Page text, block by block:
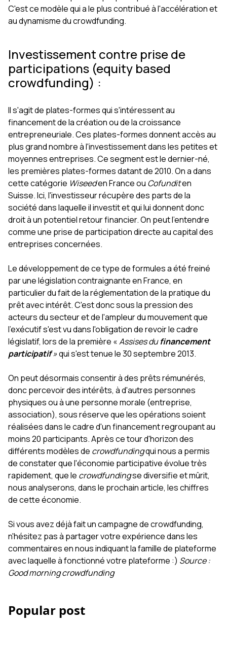
C'est ce modèle qui a le plus contribué à l'accélération et
au dynamisme du crowdfunding.
Investissement contre prise de
participations (equity based
crowdfunding) :
Il s'agit de plates-formes qui s'intéressent au
financement de la création ou de la croissance
entrepreneuriale. Ces plates-formes donnent accès au
plus grand nombre à l'investissement dans les petites et
moyennes entreprises. Ce segment est le dernier-né,
les premières plates-formes datant de 2010. On a dans
cette catégorie Wiseeden France ou Cofunditen
Suisse. Ici, l'investisseur récupère des parts de la
société dans laquelle il investit et qui lui donnent donc
droit à un potentiel retour financier. On peut l'entendre
comme une prise de participation directe au capital des
entreprises concernées.
Le développement de ce type de formules a été freiné
par une législation contraignante en France, en
particulier du fait de la réglementation de la pratique du
prêt avec intérêt. C'est donc sous la pression des
acteurs du secteur et de l'ampleur du mouvement que
l'exécutif s'est vu dans l'obligation de revoir le cadre
législatif, lors de la première «Assises dufinancement
participatif»qui s'est tenue le 30 septembre 2013.
On peut désormais consentir à des prêts rémunérés,
donc percevoir des intérêts, à d'autres personnes
physiques ou à une personne morale (entreprise,
association), sous réserve que les opérations soient
réalisées dans le cadre d'un financement regroupant au
moins 20 participants. Après ce tour d'horizon des
différents modèles de crowdfundingqui nous a permis
de constater que l'économie participative évolue très
rapidement, que le crowdfundingse diversifie et mûrit,
nous analyserons, dans le prochain article, les chiffres
de cette économie.
Si vous avez déjà fait un campagne de crowdfunding,
n'hésitez pas à partager votre expérience dans les
commentaires en nous indiquant la famille de plateforme
avec laquelle à fonctionné votre plateforme :) Source :
Good morning crowdfunding
Popular post